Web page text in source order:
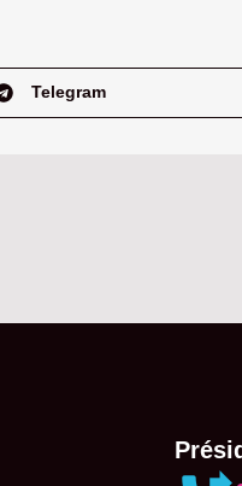
Telegram